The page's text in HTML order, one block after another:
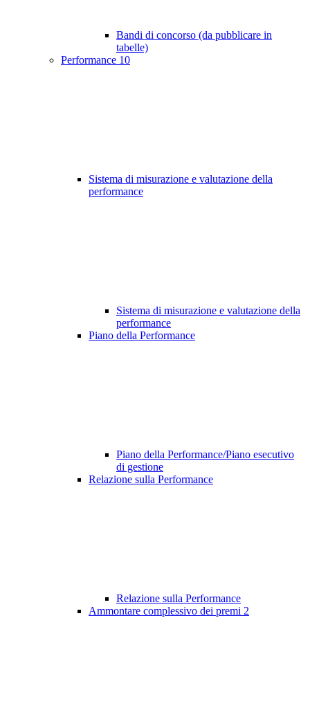
Bandi di concorso (da pubblicare in
tabelle)
Performance 10
Sistema di misurazione e valutazione della
performance
Sistema di misurazione e valutazione della
performance
Piano della Performance
Piano della Performance/Piano esecutivo
di gestione
Relazione sulla Performance
Relazione sulla Performance
Ammontare complessivo dei premi 2